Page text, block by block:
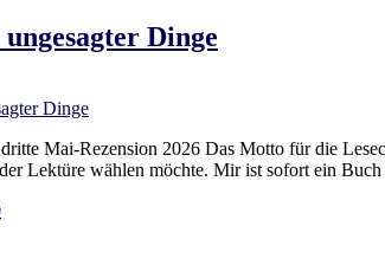
Dinge
Mai-Rezension 2026 Das Motto für die
Lektüre wählen möchte. Mir ist sofort ein